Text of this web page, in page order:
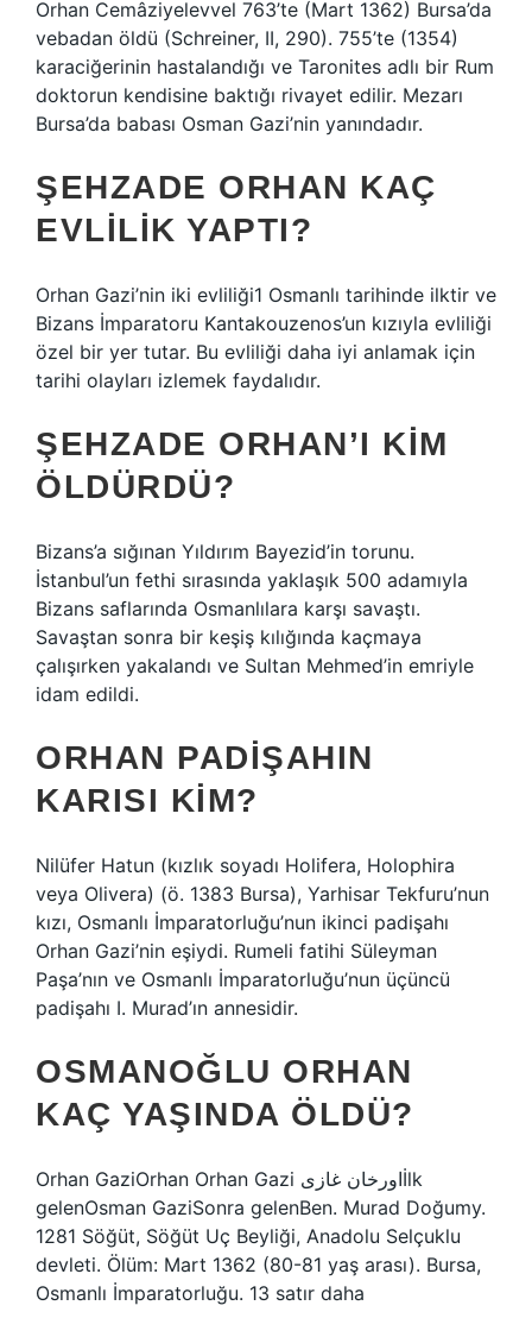
Orhan Cemâziyelevvel 763’te (Mart 1362) Bursa’da
vebadan öldü (Schreiner, II, 290). 755’te (1354)
karaciğerinin hastalandığı ve Taronites adlı bir Rum
doktorun kendisine baktığı rivayet edilir. Mezarı
Bursa’da babası Osman Gazi’nin yanındadır.
ŞEHZADE ORHAN KAÇ
EVLILIK YAPTI?
Orhan Gazi’nin iki evliliği1 Osmanlı tarihinde ilktir ve
Bizans İmparatoru Kantakouzenos’un kızıyla evliliği
özel bir yer tutar. Bu evliliği daha iyi anlamak için
tarihi olayları izlemek faydalıdır.
ŞEHZADE ORHAN’I KIM
ÖLDÜRDÜ?
Bizans’a sığınan Yıldırım Bayezid’in torunu.
İstanbul’un fethi sırasında yaklaşık 500 adamıyla
Bizans saflarında Osmanlılara karşı savaştı.
Savaştan sonra bir keşiş kılığında kaçmaya
çalışırken yakalandı ve Sultan Mehmed’in emriyle
idam edildi.
ORHAN PADIŞAHIN
KARISI KIM?
Nilüfer Hatun (kızlık soyadı Holifera, Holophira
veya Olivera) (ö. 1383 Bursa), Yarhisar Tekfuru’nun
kızı, Osmanlı İmparatorluğu’nun ikinci padişahı
Orhan Gazi’nin eşiydi. Rumeli fatihi Süleyman
Paşa’nın ve Osmanlı İmparatorluğu’nun üçüncü
padişahı I. Murad’ın annesidir.
OSMANOĞLU ORHAN
KAÇ YAŞINDA ÖLDÜ?
Orhan GaziOrhan Orhan Gazi اورخان غازیİlk
gelenOsman GaziSonra gelenBen. Murad Doğumy.
1281 Söğüt, Söğüt Uç Beyliği, Anadolu Selçuklu
devleti. Ölüm: Mart 1362 (80-81 yaş arası). Bursa,
Osmanlı İmparatorluğu. 13 satır daha